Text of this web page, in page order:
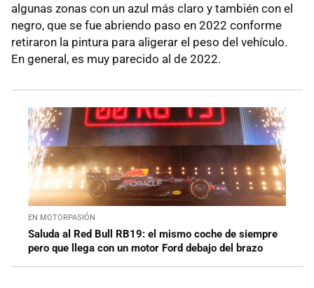
algunas zonas con un azul más claro y también con el
negro, que se fue abriendo paso en 2022 conforme
retiraron la pintura para aligerar el peso del vehículo.
En general, es muy parecido al de 2022.
EN MOTORPASIÓN
Saluda al Red Bull RB19: el mismo coche de siempre
pero que llega con un motor Ford debajo del brazo